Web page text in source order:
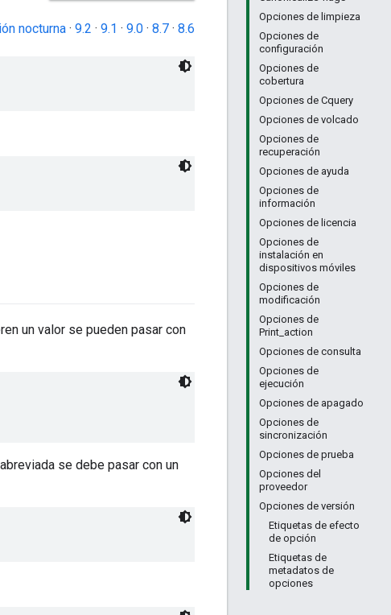
Opciones de limpieza
Opciones de
configuración
Opciones de
cobertura
Opciones de Cquery
Opciones de volcado
Opciones de
recuperación
Opciones de ayuda
Opciones de
información
Opciones de licencia
Opciones de
instalación en
dispositivos móviles
Opciones de
modificación
Opciones de
Print_action
Opciones de consulta
Opciones de
ejecución
Opciones de apagado
Opciones de
sincronización
Opciones de prueba
Opciones del
proveedor
Opciones de versión
Etiquetas de efecto
de opción
Etiquetas de
metadatos de
opciones
nocturna · 9.2 · 9.1 · 9.0 · 8.7 · 8.6
un valor se pueden pasar con
se debe pasar con un